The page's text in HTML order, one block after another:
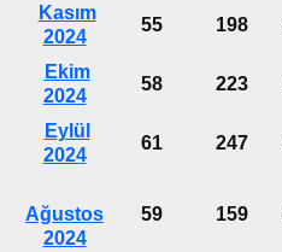
Kasım
2024
55 198
Ekim
2024
58 223
Eylül
2024
61 247
Ağustos
2024
59 159